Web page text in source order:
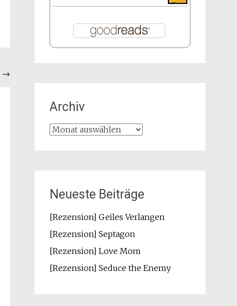
→
Archiv
Archiv
Neueste Beiträge
[Rezension] Geiles Verlangen
[Rezension] Septagon
[Rezension] Love Mom
[Rezension] Seduce the Enemy